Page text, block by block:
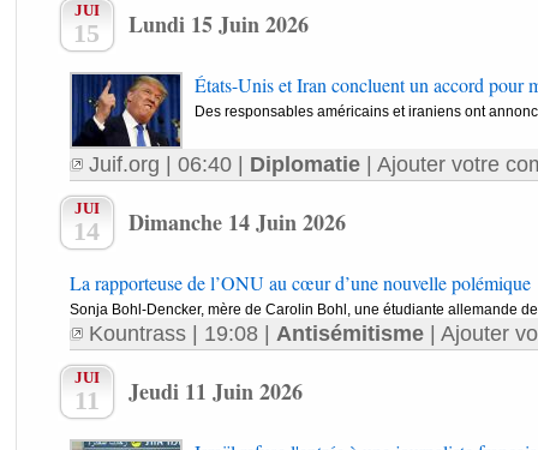
JUI
15 Lundi 15 Juin 2026
États-Unis et Iran concluent un accord pour
Des responsables américains et iraniens ont
Juif.org | 06:40 | Diplomatie| Ajouter votre
JUI
14 Dimanche 14 Juin 2026
La rapporteuse de l’ONU au cœur d’une nouvelle polémique
Sonja Bohl-Dencker, mère de Carolin Bohl, une étudiante allemande
Kountrass| 19:08 | Antisémitisme| Ajouter
JUI
11 Jeudi 11 Juin 2026